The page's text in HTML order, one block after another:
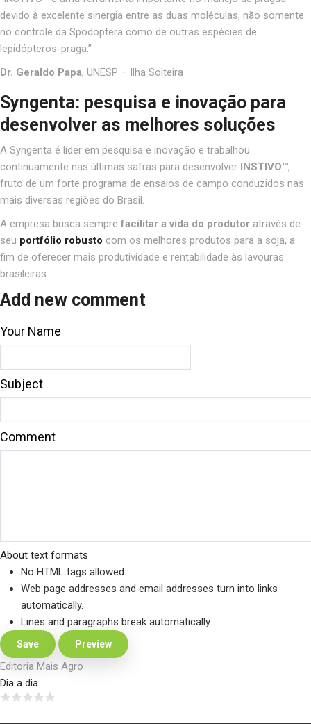
devido à excelente sinergia entre as duas moléculas, não somente
no controle da Spodoptera como de outras espécies de
lepidópteros-praga.”
Dr. Geraldo Papa, UNESP – Ilha Solteira
Syngenta: pesquisa e inovação para
desenvolver as melhores soluções
A Syngenta é líder em pesquisa e inovação e trabalhou
continuamente nas últimas safras para desenvolver INSTIVO™,
fruto de um forte programa de ensaios de campo conduzidos nas
mais diversas regiões do Brasil.
A empresa busca sempre facilitar a vida do produtor através de
seu portfólio robusto com os melhores produtos para a soja, a
fim de oferecer mais produtividade e rentabilidade às lavouras
brasileiras.
Add new comment
Your Name
Subject
Comment
About text formats
No HTML tags allowed.
Web page addresses and email addresses turn into links
automatically.
Lines and paragraphs break automatically.
Editoria Mais Agro
Dia a dia